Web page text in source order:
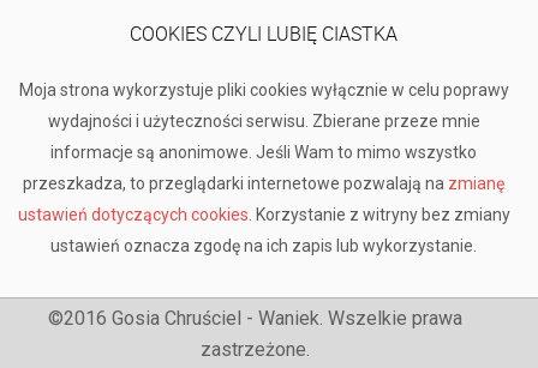
COOKIES CZYLI LUBIĘ CIASTKA
Moja strona wykorzystuje pliki cookies wyłącznie w celu poprawy
wydajności i użyteczności serwisu. Zbierane przeze mnie
informacje są anonimowe. Jeśli Wam to mimo wszystko
przeszkadza, to przeglądarki internetowe pozwalają na zmianę
ustawień dotyczących cookies . Korzystanie z witryny bez zmiany
ustawień oznacza zgodę na ich zapis lub wykorzystanie.
©2016 Gosia Chruściel - Waniek. Wszelkie prawa
zastrzeżone.